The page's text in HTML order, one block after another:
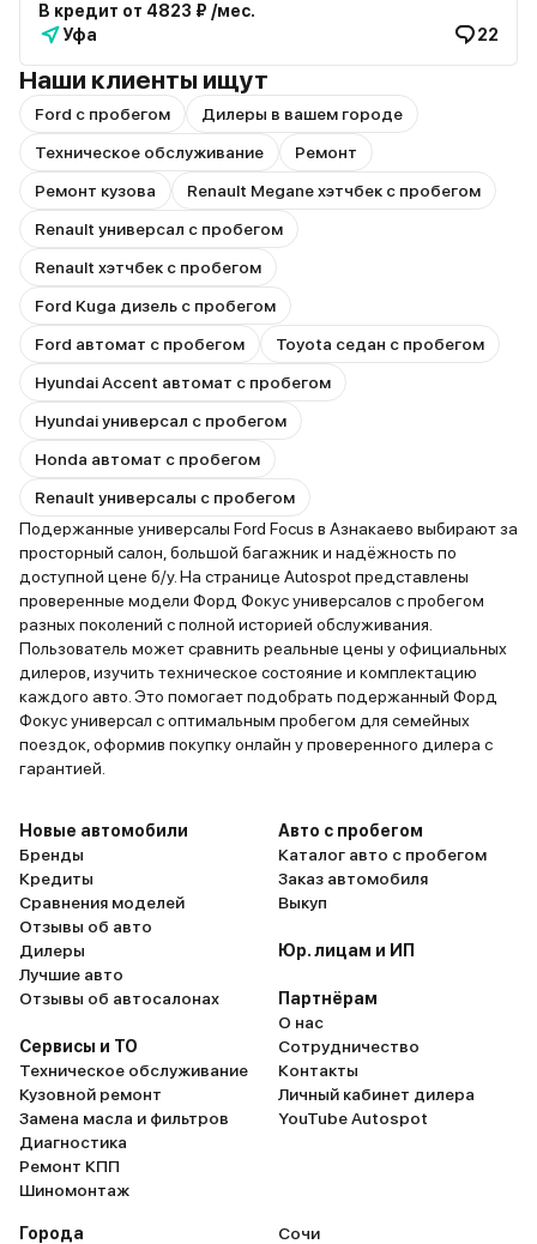
В кредит от 4823 ₽ /мес.
Уфа
22
Наши клиенты ищут
Ford с пробегом
Дилеры в вашем городе
Техническое обслуживание
Ремонт
Ремонт кузова
Renault Megane хэтчбек с пробегом
Renault универсал с пробегом
Renault хэтчбек с пробегом
Ford Kuga дизель с пробегом
Ford автомат с пробегом
Toyota седан с пробегом
Hyundai Accent автомат с пробегом
Hyundai универсал с пробегом
Honda автомат с пробегом
Renault универсалы с пробегом
Подержанные универсалы Ford Focus в Азнакаево выбирают за
просторный салон, большой багажник и надёжность по
доступной цене б/у. На странице Autospot представлены
проверенные модели Форд Фокус универсалов с пробегом
разных поколений с полной историей обслуживания.
Пользователь может сравнить реальные цены у официальных
дилеров, изучить техническое состояние и комплектацию
каждого авто. Это помогает подобрать подержанный Форд
Фокус универсал с оптимальным пробегом для семейных
поездок, оформив покупку онлайн у проверенного дилера с
гарантией.
Новые автомобили
Бренды
Кредиты
Сравнения моделей
Отзывы об авто
Дилеры
Лучшие авто
Отзывы об автосалонах
Сервисы и ТО
Техническое обслуживание
Кузовной ремонт
Замена масла и фильтров
Диагностика
Ремонт КПП
Шиномонтаж
Авто с пробегом
Каталог авто с пробегом
Заказ автомобиля
Выкуп
Юр. лицам и ИП
Партнёрам
О нас
Сотрудничество
Контакты
Личный кабинет дилера
YouTube Autospot
Города
Сочи